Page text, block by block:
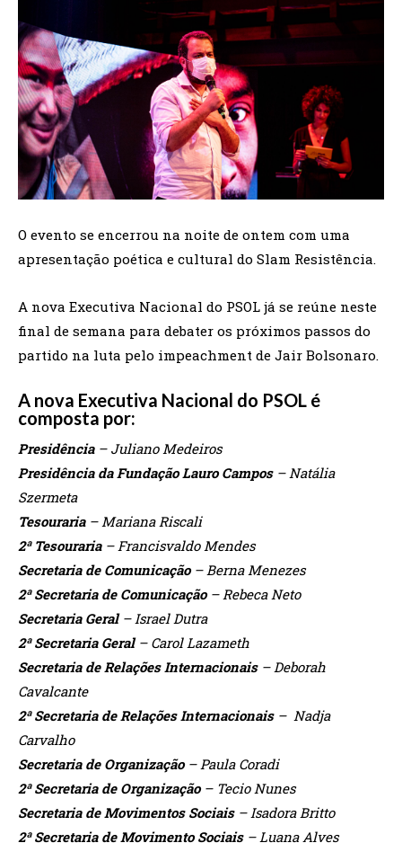
O evento se encerrou na noite de ontem com uma
apresentação poética e cultural do Slam Resistência.
A nova Executiva Nacional do PSOL já se reúne neste
final de semana para debater os próximos passos do
partido na luta pelo impeachment de Jair Bolsonaro.
A nova Executiva Nacional do PSOL é
composta por:
Presidência– Juliano Medeiros
Presidência da Fundação Lauro Campos– Natália
Szermeta
Tesouraria– Mariana Riscali
2ª Tesouraria– Francisvaldo Mendes
Secretaria de Comunicação– Berna Menezes
2ª Secretaria de Comunicação– Rebeca Neto
Secretaria Geral– Israel Dutra
2ª Secretaria Geral– Carol Lazameth
Secretaria de Relações Internacionais– Deborah
Cavalcante
2ª Secretaria de Relações Internacionais– Nadja
Carvalho
Secretaria de Organização– Paula Coradi
2ª Secretaria de Organização– Tecio Nunes
Secretaria de Movimentos Sociais– Isadora Britto
2ª Secretaria de Movimento Sociais– Luana Alves